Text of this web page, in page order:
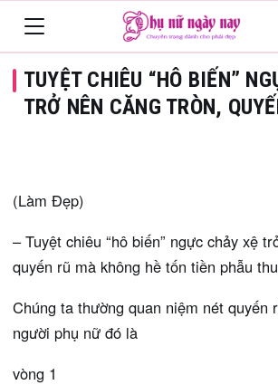
navigation
TUYỆT CHIÊU “HÔ BIẾN”
TRỞ NÊN CĂNG TRÒN,
(Làm Đẹp)
– Tuyệt chiêu “hô biến” ngực chảy xệ
quyến rũ mà không hề tốn tiền phẫu
Chúng ta thường quan niệm nét quyến
người phụ nữ đó là
vòng 1